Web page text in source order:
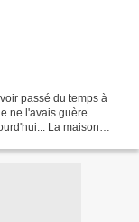
passé du temps à
ne l'avais guère
La maison